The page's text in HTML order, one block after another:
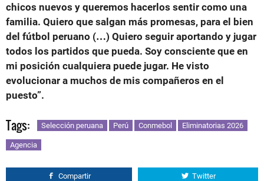
chicos nuevos y queremos hacerlos sentir como una
familia. Quiero que salgan más promesas, para el bien
del fútbol peruano (…) Quiero seguir aportando y jugar
todos los partidos que pueda. Soy consciente que en
mi posición cualquiera puede jugar. He visto
evolucionar a muchos de mis compañeros en el
puesto”.
Tags: Selección peruana Perú Conmebol Eliminatorias 2026
Agencia
Compartir Twitter